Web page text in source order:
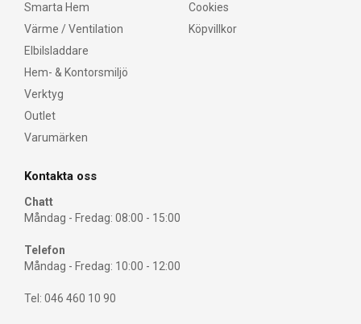
Smarta Hem
Värme / Ventilation
Elbilsladdare
Hem- & Kontorsmiljö
Verktyg
Outlet
Varumärken
Cookies
Köpvillkor
Kontakta oss
Chatt
Måndag - Fredag: 08:00 - 15:00
Telefon
Måndag - Fredag: 10:00 - 12:00
Tel: 046 460 10 90